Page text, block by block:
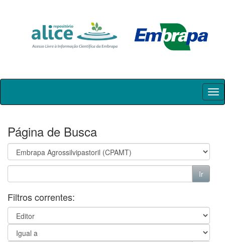
Skip
Página de Busca
Filtros correntes: